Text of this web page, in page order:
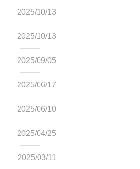
2025/10/13
2025/10/13
2025/09/05
2025/06/17
2025/06/10
2025/04/25
2025/03/11